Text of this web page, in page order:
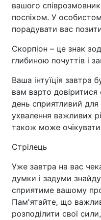
вашого
поспіхом. У
порадувати вас
Скорпіон – це знак
глибиною почуттів і
Ваша інтуїція завтра
вам варто
день сприятливий
ухвалення важливих
також може
Стрілець
Уже завтра на вас
думки і задуми
сприятиме вашому
Пам'ятайте, що
розподілити свої